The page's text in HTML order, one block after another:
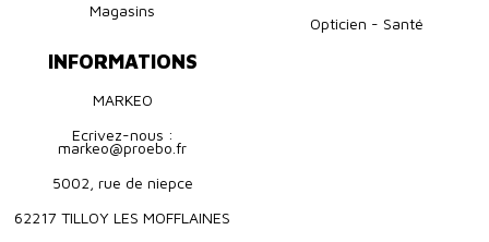
Magasins
Opticien - Santé
INFORMATIONS
MARKEO
Ecrivez-nous :
markeo@proebo.fr
5002, rue de niepce
62217 TILLOY LES MOFFLAINES